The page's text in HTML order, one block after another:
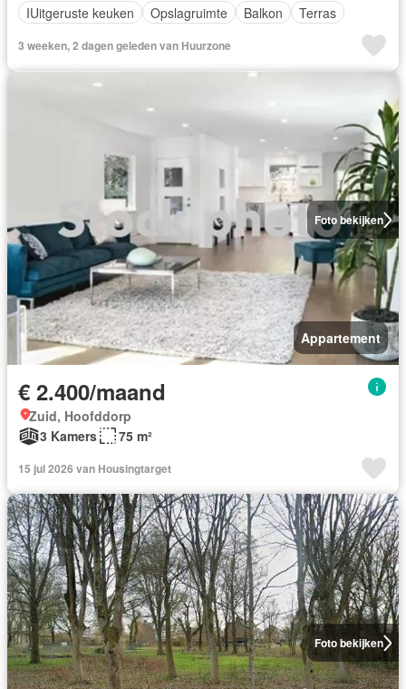
IUitgeruste keuken
Opslagruimte Balkon Terras
3 weeken, 2 dagen geleden van Huurzone
Foto bekijken
Appartement
€ 2.400/maand
Zuid, Hoofddorp
3 Kamers
75 m²
15 jul 2026 van Housingtarget
Foto bekijken